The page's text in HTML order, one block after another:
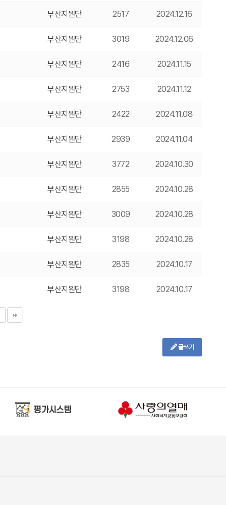
부산지원단 2517 2024.12.16
부산지원단 3019 2024.12.06
부산지원단 2416 2024.11.15
부산지원단 2753 2024.11.12
부산지원단 2422 2024.11.08
부산지원단 2939 2024.11.04
부산지원단 3772 2024.10.30
부산지원단 2855 2024.10.28
부산지원단 3009 2024.10.28
부산지원단 3198 2024.10.28
부산지원단 2835 2024.10.17
부산지원단 3198 2024.10.17
글쓰기